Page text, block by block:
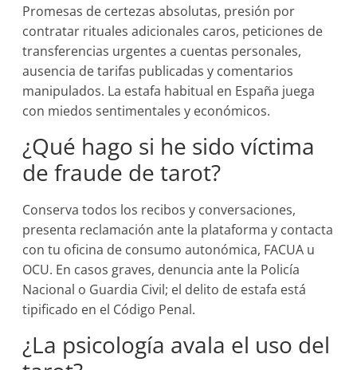
Promesas de certezas absolutas, presión por
contratar rituales adicionales caros, peticiones de
transferencias urgentes a cuentas personales,
ausencia de tarifas publicadas y comentarios
manipulados. La estafa habitual en España juega
con miedos sentimentales y económicos.
¿Qué hago si he sido víctima
de fraude de tarot?
Conserva todos los recibos y conversaciones,
presenta reclamación ante la plataforma y contacta
con tu oficina de consumo autonómica, FACUA u
OCU. En casos graves, denuncia ante la Policía
Nacional o Guardia Civil; el delito de estafa está
tipificado en el Código Penal.
¿La psicología avala el uso del